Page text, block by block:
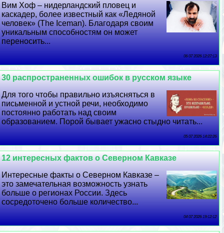
Вим Хоф – нидерландский пловец и
каскадер, более известный как «Ледяной
человек» (The Iceman). Благодаря своим
уникальным способностям он может
переносить...
06 07 2026 12:27:13
30 распространенных ошибок в русском языке
Для того чтобы правильно изъясняться в
письменной и устной речи, необходимо
постоянно работать над своим
образованием. Порой бывает ужасно стыдно читать...
05 07 2026 14:22:26
12 интересных фактов о Северном Кавказе
Интересные факты о Северном Кавказе –
это замечательная возможность узнать
больше о регионах России. Здесь
сосредоточено больше количество...
04 07 2026 19:12:12